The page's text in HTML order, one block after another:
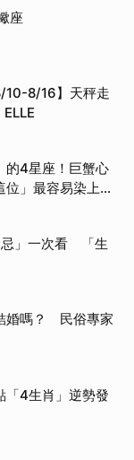
座
10-8/16】天秤走
的4星座！巨蟹心
」最容易染上情
忌」一次看 「生
婚嗎？ 民俗專家
「4生肖」逆勢發